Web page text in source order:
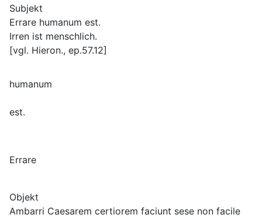
Subjekt
Errare humanum est.
Irren ist menschlich.
[vgl. Hieron., ep.57.12]
humanum
est.
Errare
Objekt
Ambarri Caesarem certiorem faciunt sese non facile